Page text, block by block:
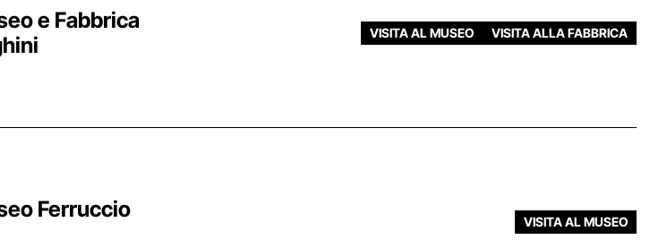
VISITA AL MUSEO VISITA ALLA FABBRICA
e Fabbrica
VISITA AL MUSEO
Ferruccio